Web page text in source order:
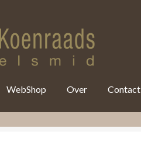
WebShop Over Contact